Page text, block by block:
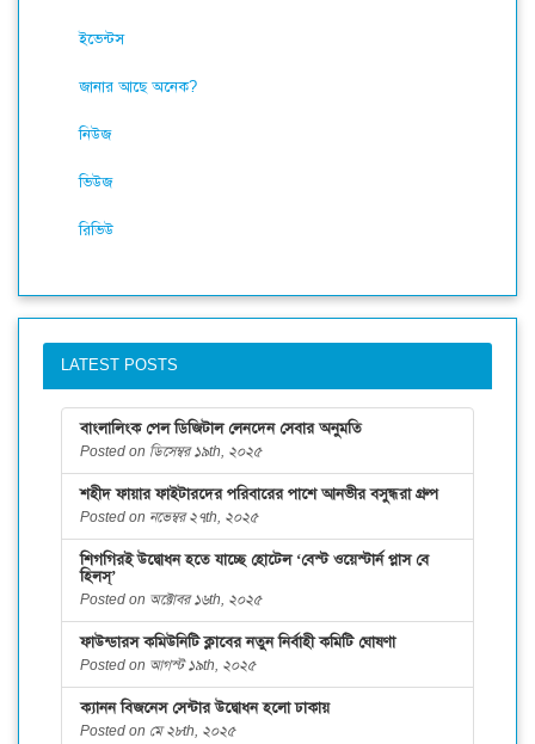
ইভেন্টস
জানার আছে অনেক?
নিউজ
ভিউজ
রিভিউ
LATEST POSTS
বাংলালিংক পেল ডিজিটাল লেনদেন সেবার অনুমতি
Posted on ডিসেম্বর ১৯th, ২০২৫
শহীদ ফায়ার ফাইটারদের পরিবারের পাশে আনভীর বসুন্ধরা গ্রুপ
Posted on নভেম্বর ২৭th, ২০২৫
শিগগিরই উদ্বোধন হতে যাচ্ছে হোটেল ‘বেস্ট ওয়েস্টার্ন প্লাস বে
হিলস্’
Posted on অক্টোবর ১৬th, ২০২৫
ফাউন্ডারস কমিউনিটি ক্লাবের নতুন নির্বাহী কমিটি ঘোষণা
Posted on আগস্ট ১৯th, ২০২৫
ক্যানন বিজনেস সেন্টার উদ্বোধন হলো ঢাকায়
Posted on মে ২৮th, ২০২৫